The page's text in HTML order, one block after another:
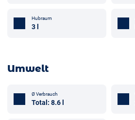
Hubraum
3 l
Umwelt
Ø Verbrauch
Total: 8.6 l